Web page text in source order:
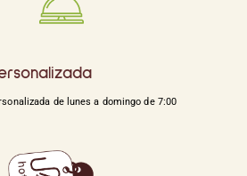
de lunes a domingo de 7:00